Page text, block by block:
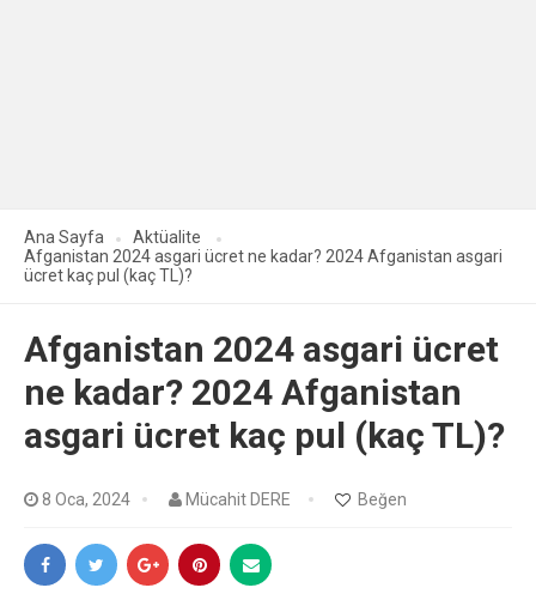
Ana Sayfa
Aktüalite
Afganistan 2024 asgari ücret ne kadar? 2024 Afganistan asgari
ücret kaç pul (kaç TL)?
Afganistan 2024 asgari ücret
ne kadar? 2024 Afganistan
asgari ücret kaç pul (kaç TL)?
8 Oca, 2024 Mücahit DERE Beğen